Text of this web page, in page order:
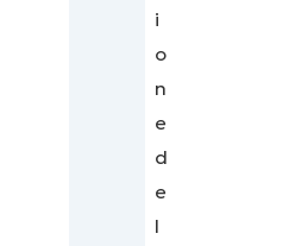
i
o
n
e
d
e
l